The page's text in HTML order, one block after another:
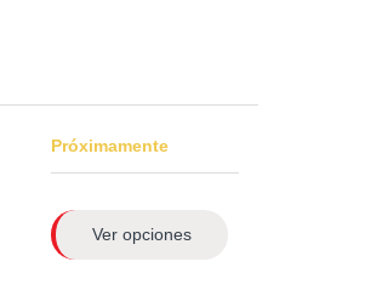
Próximamente
Ver opciones